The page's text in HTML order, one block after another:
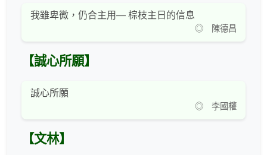
我雖卑微，仍合主用— 棕枝主日的信息
◎ 陳德昌
【誠心所願】
誠心所願
◎ 李國權
【文林】